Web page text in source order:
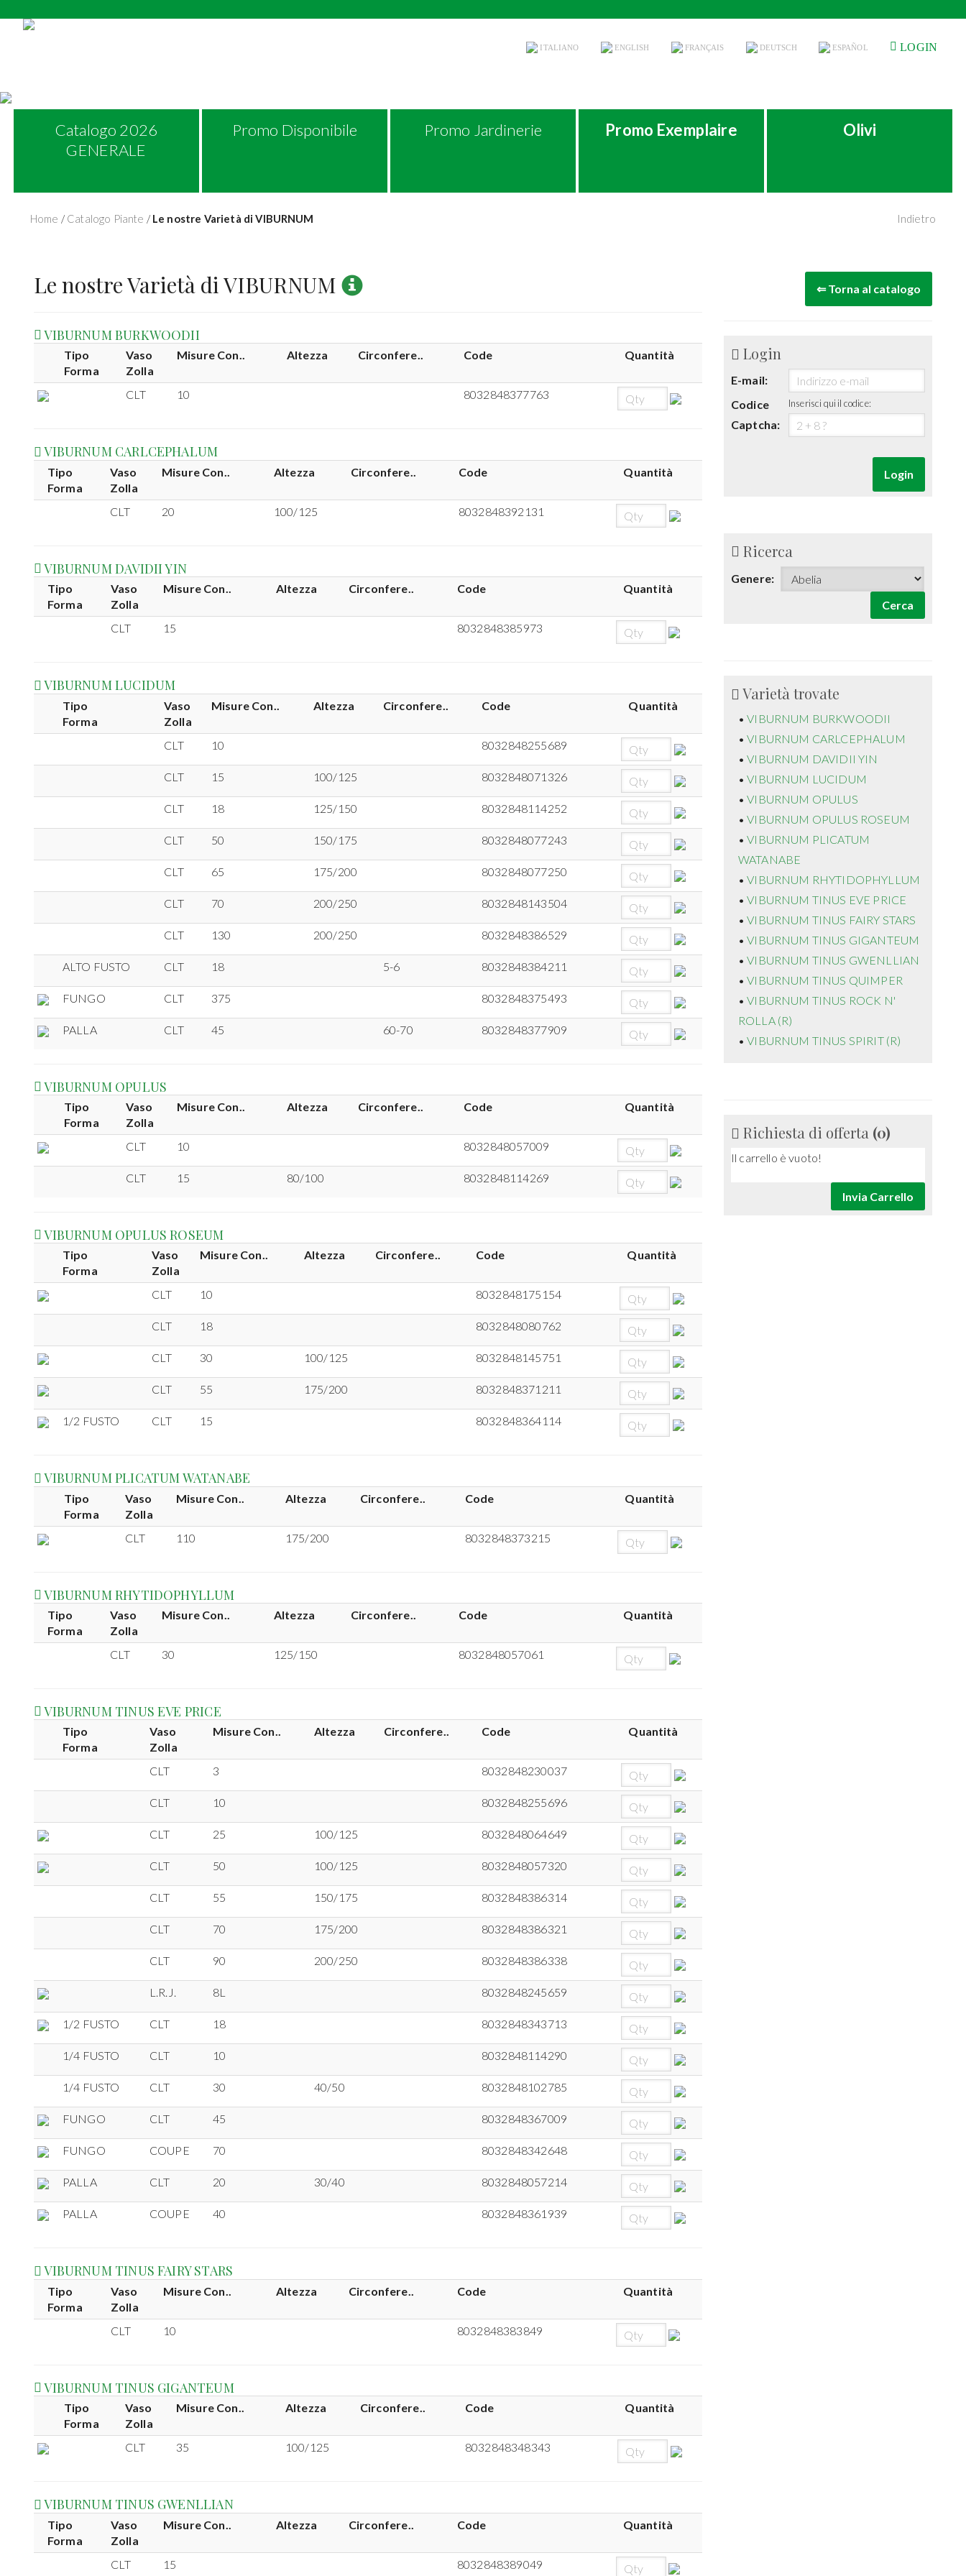
ITALIANO ENGLISH FRANÇAIS DEUTSCH ESPAÑOL LOGIN
Catalogo 2026
GENERALE
Promo Disponibile Promo Jardinerie Promo Exemplaire Olivi
Indietro
Home / Catalogo Piante / Le nostre Varietà di VIBURNUM
Le nostre Varietà di VIBURNUM
VIBURNUM BURKWOODII
Tipo
Forma
Vaso
Zolla
Misure Con.. Altezza Circonfere.. Code Quantità
CLT 10 8032848377763
VIBURNUM CARLCEPHALUM
Tipo
Forma
Vaso
Zolla
Misure Con.. Altezza Circonfere.. Code Quantità
CLT 20 100/125 8032848392131
VIBURNUM DAVIDII YIN
Tipo
Forma
Vaso
Zolla
Misure Con.. Altezza Circonfere.. Code Quantità
CLT 15 8032848385973
VIBURNUM LUCIDUM
Tipo
Forma
Vaso
Zolla
Misure Con.. Altezza Circonfere.. Code Quantità
CLT 10 8032848255689
CLT 15 100/125 8032848071326
CLT 18 125/150 8032848114252
CLT 50 150/175 8032848077243
CLT 65 175/200 8032848077250
CLT 70 200/250 8032848143504
CLT 130 200/250 8032848386529
ALTO FUSTO CLT 18 5-6 8032848384211
FUNGO CLT 375 8032848375493
PALLA CLT 45 60-70 8032848377909
VIBURNUM OPULUS
Tipo
Forma
Vaso
Zolla
Misure Con.. Altezza Circonfere.. Code Quantità
CLT 10 8032848057009
CLT 15 80/100 8032848114269
VIBURNUM OPULUS ROSEUM
Tipo
Forma
Vaso
Zolla
Misure Con.. Altezza Circonfere.. Code Quantità
CLT 10 8032848175154
CLT 18 8032848080762
CLT 30 100/125 8032848145751
CLT 55 175/200 8032848371211
1/2 FUSTO CLT 15 8032848364114
VIBURNUM PLICATUM WATANABE
Tipo
Forma
Vaso
Zolla
Misure Con.. Altezza Circonfere.. Code Quantità
CLT 110 175/200 8032848373215
VIBURNUM RHYTIDOPHYLLUM
Tipo
Forma
Vaso
Zolla
Misure Con.. Altezza Circonfere.. Code Quantità
CLT 30 125/150 8032848057061
VIBURNUM TINUS EVE PRICE
Tipo
Forma
Vaso
Zolla
Misure Con.. Altezza Circonfere.. Code Quantità
CLT 3 8032848230037
CLT 10 8032848255696
CLT 25 100/125 8032848064649
CLT 50 100/125 8032848057320
CLT 55 150/175 8032848386314
CLT 70 175/200 8032848386321
CLT 90 200/250 8032848386338
L.R.J. 8L 8032848245659
1/2 FUSTO CLT 18 8032848343713
1/4 FUSTO CLT 10 8032848114290
1/4 FUSTO CLT 30 40/50 8032848102785
FUNGO CLT 45 8032848367009
FUNGO COUPE 70 8032848342648
PALLA CLT 20 30/40 8032848057214
PALLA COUPE 40 8032848361939
VIBURNUM TINUS FAIRY STARS
Tipo
Forma
Vaso
Zolla
Misure Con.. Altezza Circonfere.. Code Quantità
CLT 10 8032848383849
VIBURNUM TINUS GIGANTEUM
Tipo
Forma
Vaso
Zolla
Misure Con.. Altezza Circonfere.. Code Quantità
CLT 35 100/125 8032848348343
VIBURNUM TINUS GWENLLIAN
Tipo
Forma
Vaso
Zolla
Misure Con.. Altezza Circonfere.. Code Quantità
CLT 15 8032848389049
⇐ Torna al catalogo
Login
E-mail:
Codice
Captcha:
Inserisci qui il codice:
Login
Ricerca
Genere:
Varietà trovate
•VIBURNUM BURKWOODII
•VIBURNUM CARLCEPHALUM
•VIBURNUM DAVIDII YIN
•VIBURNUM LUCIDUM
•VIBURNUM OPULUS
•VIBURNUM OPULUS ROSEUM
•VIBURNUM PLICATUM
WATANABE
•VIBURNUM RHYTIDOPHYLLUM
•VIBURNUM TINUS EVE PRICE
•VIBURNUM TINUS FAIRY STARS
•VIBURNUM TINUS GIGANTEUM
•VIBURNUM TINUS GWENLLIAN
•VIBURNUM TINUS QUIMPER
•VIBURNUM TINUS ROCK N'
ROLLA (R)
•VIBURNUM TINUS SPIRIT (R)
Richiesta di offerta (0)
Il carrello è vuoto!